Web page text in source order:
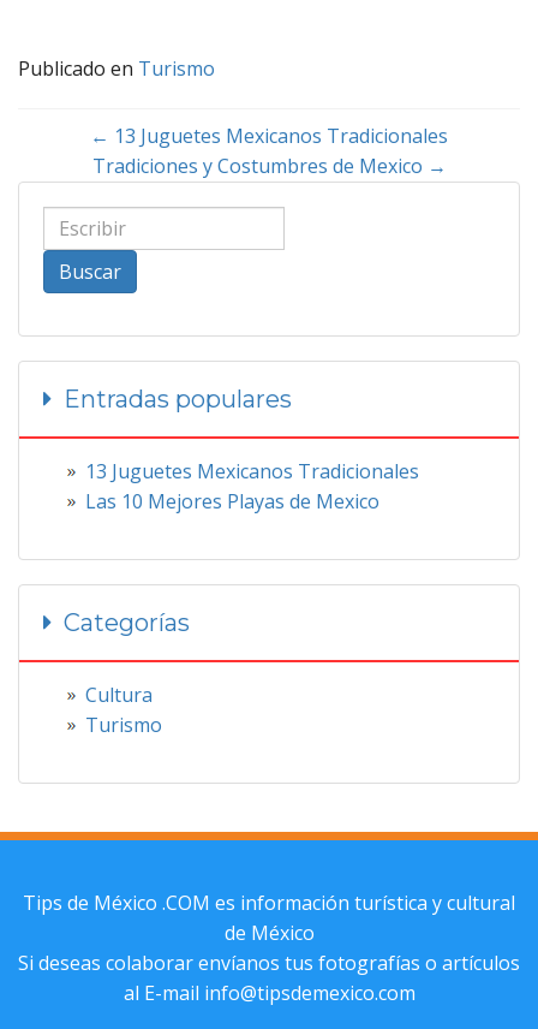
Publicado en Turismo
Navegación
de
entradas
← 13 Juguetes Mexicanos Tradicionales
Tradiciones y Costumbres de Mexico →
Buscar
Entradas populares
13 Juguetes Mexicanos Tradicionales
Las 10 Mejores Playas de Mexico
Categorías
Cultura
Turismo
Tips de México .COM es información turística y cultural
de México
Si deseas colaborar envíanos tus fotografías o artículos
al E-mail info@tipsdemexico.com